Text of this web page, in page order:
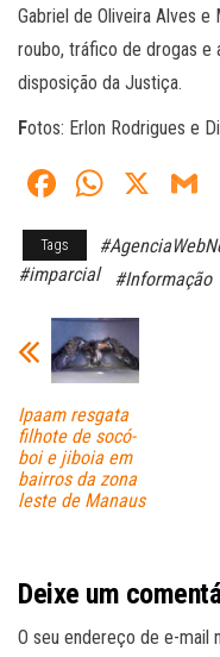
Gabriel de Oliveira Alves
roubo, tráfico de drogas e
disposição da Justiça.
Fotos: Erlon Rodrigues e
Fa
ce
bo
W
ts
A
pp
X
Tags
#imparcial
#Informação
Ipaam resgata
filhote de socó-
boi e jiboia em
bairros da zona
leste de Manaus
Deixe um
O seu endereço de e-mail